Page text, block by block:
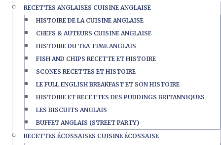
RECETTES ANGLAISES CUISINE ANGLAISE
HISTOIRE DE LA CUISINE ANGLAISE
CHEFS & AUTEURS CUISINE ANGLAISE
HISTOIRE DU TEA TIME ANGLAIS
FISH AND CHIPS RECETTE ET HISTOIRE
SCONES RECETTES ET HISTOIRE
LE FULL ENGLISH BREAKFAST ET SON HISTOIRE
HISTOIRE ET RECETTES DES PUDDINGS BRITANNIQUES
LES BISCUITS ANGLAIS
BUFFET ANGLAIS (STREET PARTY)
RECETTES ÉCOSSAISES CUISINE ÉCOSSAISE